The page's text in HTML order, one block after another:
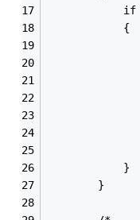
if
            {
            }
        }